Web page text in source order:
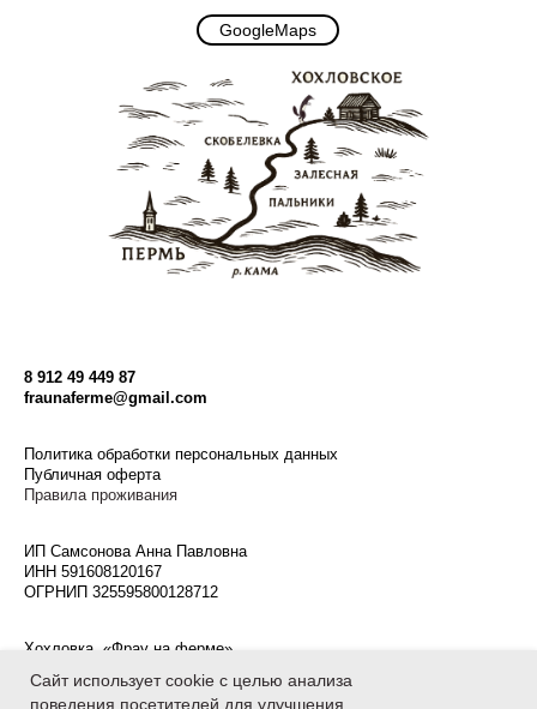
Сайт использует cookie с целью анализа
поведения посетителей для улучшения
GoogleMaps
8 912 49 449 87
fraunaferme@gmail.com
Политика обработки персональных данных
Публичная оферта
Правила проживания
ИП Самсонова Анна Павловна
ИНН 591608120167
ОГРНИП 325595800128712
Хохловка, «Фрау на ферме»,